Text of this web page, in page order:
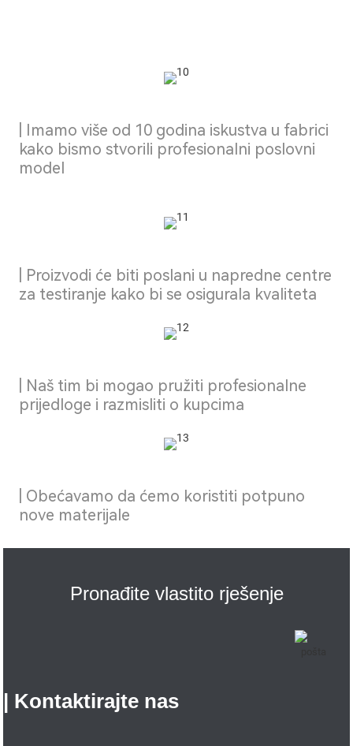
| Imamo više od 10 godina iskustva u fabrici
kako bismo stvorili profesionalni poslovni
model
| Proizvodi će biti poslani u napredne centre
za testiranje kako bi se osigurala kvaliteta
| Naš tim bi mogao pružiti profesionalne
prijedloge i razmisliti o kupcima
| Obećavamo da ćemo koristiti potpuno
nove materijale
Pronađite vlastito rješenje
| Kontaktirajte nas